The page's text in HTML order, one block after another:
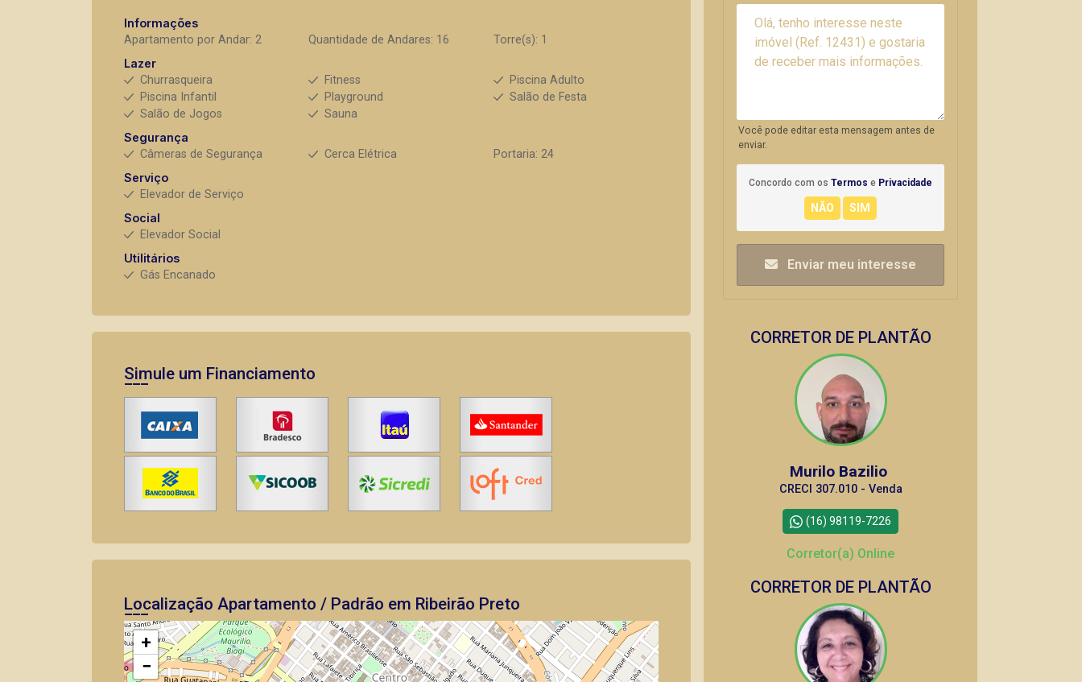
Informações
Apartamento por Andar: 2
Quantidade de Andares: 16
Torre(s): 1
Lazer
Churrasqueira
Fitness
Piscina Adulto
Piscina Infantil
Playground
Salão de Festa
Salão de Jogos
Sauna
Segurança
Câmeras de Segurança
Cerca Elétrica
Portaria: 24
Serviço
Elevador de Serviço
Social
Elevador Social
Utilitários
Gás Encanado
Simule um Financiamento
Localização Apartamento / Padrão em Ribeirão Preto
+
−
Você pode editar esta mensagem antes de
enviar.
Concordo com os Termos e Privacidade
Enviar meu interesse
CORRETOR DE PLANTÃO
Murilo Bazilio
CRECI 307.010 - Venda
(16) 98119-7226
Corretor(a) Online
CORRETOR DE PLANTÃO